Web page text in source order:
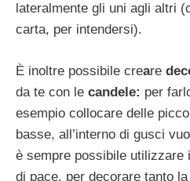
lateralmente gli uni agli altri
carta, per intendersi).
È inoltre possibile creare
da te con le candele: per
esempio collocare delle
basse, all’interno di gusci
è sempre possibile utilizzare
di pace, per decorare tanto